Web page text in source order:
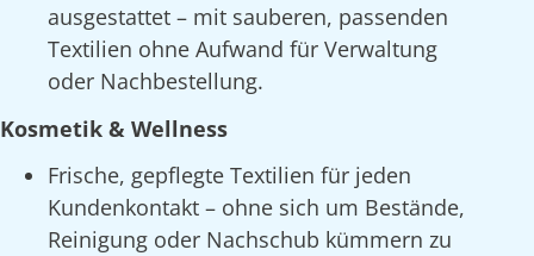
ausgestattet – mit sauberen, passenden
Textilien ohne Aufwand für Verwaltung
oder Nachbestellung.
Kosmetik & Wellness
Frische, gepflegte Textilien für jeden
Kundenkontakt – ohne sich um Bestände,
Reinigung oder Nachschub kümmern zu